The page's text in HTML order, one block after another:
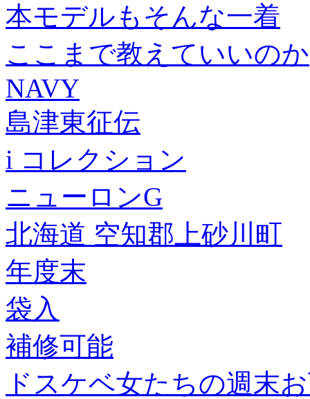
本モデルもそんな一着
ここまで教えていいのか
NAVY
島津東征伝
i コレクション
ニューロンG
北海道 空知郡上砂川町
年度末
袋入
補修可能
ドスケベ女たちの週末